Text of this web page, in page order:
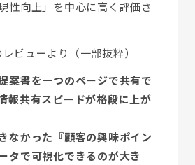
性向上」を中心に高く評価さ
ューより（一部抜粋）
案書を一つのページで共有で
報共有スピードが格段に上が
なかった『顧客の興味ポイン
タで可視化できるのが大き